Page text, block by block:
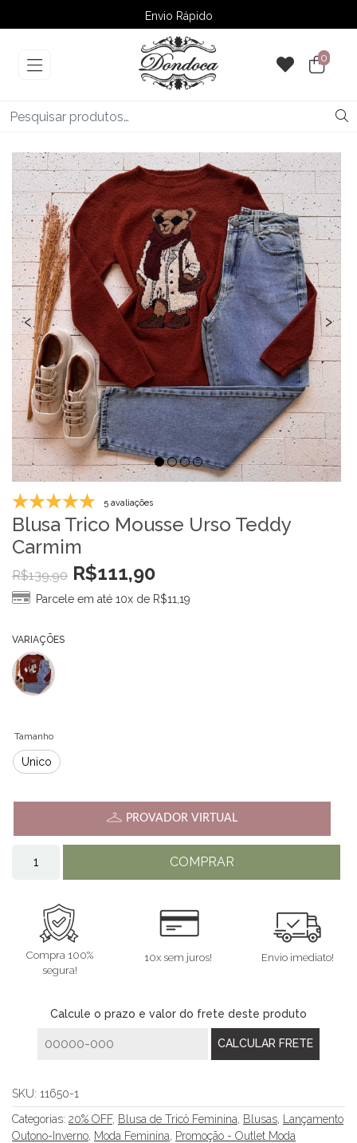
Envio Rápido
➚ Ofertas– Até 60% OFF
0
‹ ›
5 avaliações
Blusa Trico Mousse Urso Teddy
Carmim
R$139,90 R$111,90
Parcele em até 10x de R$11,19
VARIAÇÕES
Tamanho
Único
PROVADOR VIRTUAL
COMPRAR
Compra 100%
segura!
10x sem juros! Envio imediato!
Calcule o prazo e valor do frete deste produto
SKU: 11650-1
Categorias: 20% OFF, Blusa de Tricô Feminina, Blusas, Lançamento
Outono-Inverno, Moda Feminina, Promoção - Outlet Moda